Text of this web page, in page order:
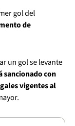
gol del
de
un gol se levante
sancionado con
vigentes al